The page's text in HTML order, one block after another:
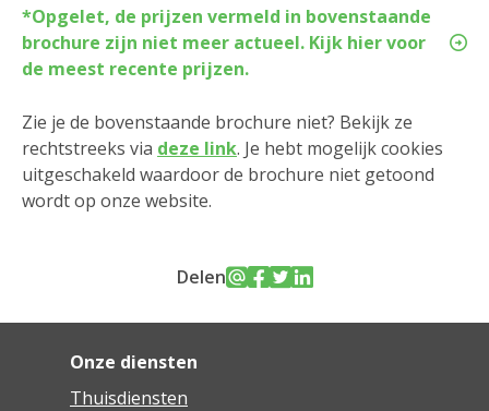
*Opgelet, de prijzen vermeld in bovenstaande
brochure zijn niet meer actueel. Kijk hier voor
de meest recente prijzen.
Zie je de bovenstaande brochure niet? Bekijk ze
rechtstreeks via deze link. Je hebt mogelijk cookies
uitgeschakeld waardoor de brochure niet getoond
wordt op onze website.
Delen
Onze diensten
Thuisdiensten